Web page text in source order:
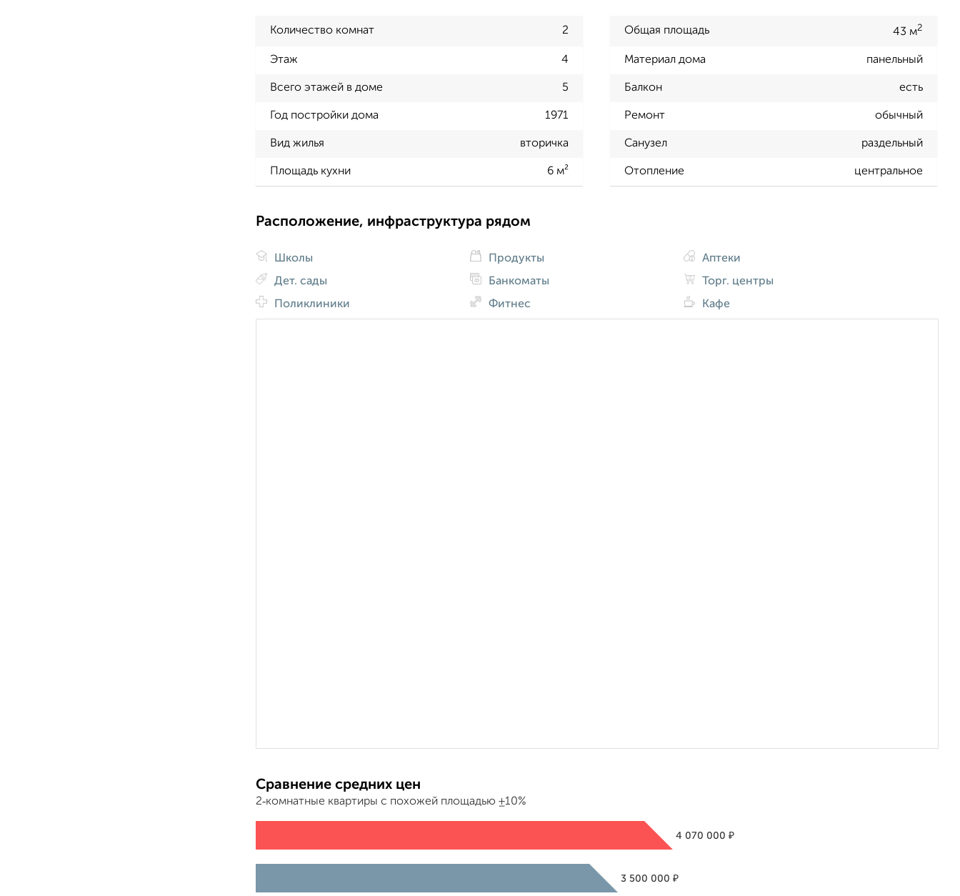
Количество комнат 2 Общая площадь 43 м2
Этаж 4 Материал дома панельный
Всего этажей в доме 5 Балкон есть
Год постройки дома 1971 Ремонт обычный
Вид жилья вторичка Санузел раздельный
Площадь кухни 6 м² Отопление центральное
Расположение, инфраструктура рядом
Школы
Дет. сады
Поликлиники
Продукты
Банкоматы
Фитнес
Аптеки
Торг. центры
Кафе
Сравнение средних цен
2‑комнатные квартиры с похожей площадью ±10%
4 070 000 ₽
3 500 000₽